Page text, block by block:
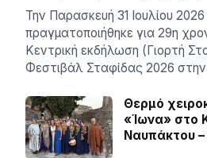
Την Παρασκευή 31 Ιουλίου
πραγματοποιήθηκε για 29η
Κεντρική εκδήλωση (Γιορτή
Φεστιβάλ Σταφίδας 2026 στην
Θερμό
«Ίωνα» στο
Ναυπάκτου